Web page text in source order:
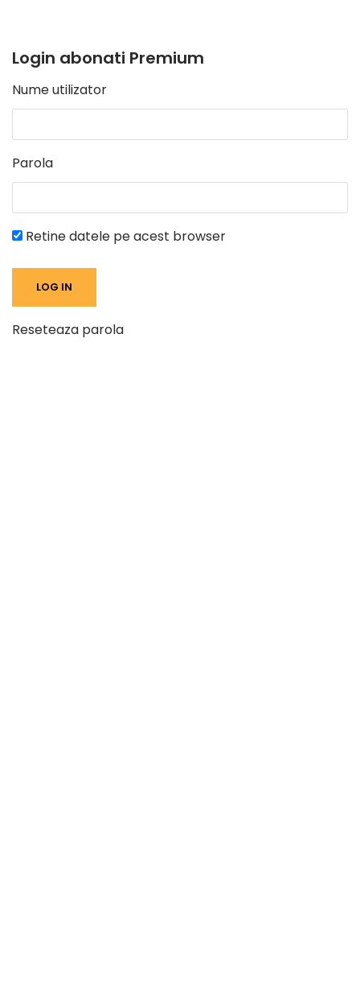
Login abonati Premium
Nume utilizator
Parola
Retine datele pe acest browser
Reseteaza parola